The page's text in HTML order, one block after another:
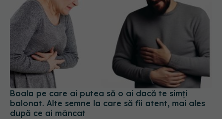
Boala pe care ai putea să o ai dacă te simți
balonat. Alte semne la care să fii atent, mai ales
după ce ai mâncat